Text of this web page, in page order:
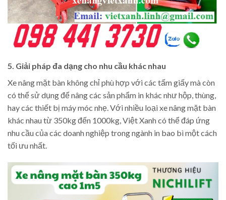
5. Giải pháp đa dạng cho nhu cầu khác nhau
Xe nâng mặt bàn không chỉ phù hợp với các tấm giấy mà còn
có thể sử dụng để nâng các sản phẩm in khác như hộp, thùng,
hay các thiết bị máy móc nhẹ. Với nhiều loại xe nâng mặt bàn
khác nhau từ 350kg đến 1000kg, Việt Xanh có thể đáp ứng
nhu cầu của các doanh nghiệp trong ngành in bao bì một cách
tối ưu nhất.